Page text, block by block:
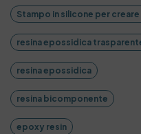
Stampo in silicone per
resina epossidica
resina epossidica
resina bicomponente
epoxy resin